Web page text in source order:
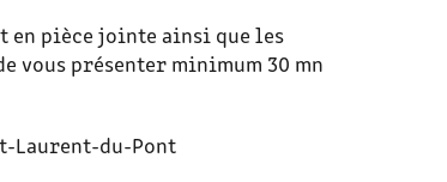
pièce jointe ainsi que les
vous présenter minimum 30 mn
Laurent-du-Pont